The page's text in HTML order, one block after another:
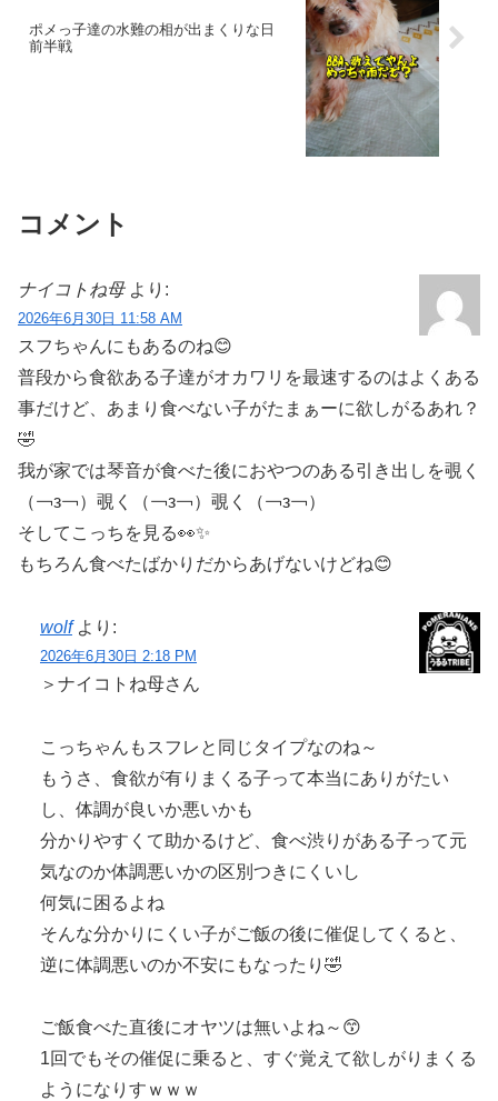
ポメっ子達の水難の相が出まくりな日
前半戦
コメント
ナイコトね母 より:
2026年6月30日 11:58 AM
スフちゃんにもあるのね😊
普段から食欲ある子達がオカワリを最速するのはよくある
事だけど、あまり食べない子がたまぁーに欲しがるあれ？‪
🤣‬‪
我が家では琴音が食べた後におやつのある引き出しを覗く
（￢з￢）覗く（￢з￢）覗く（￢з￢）
そしてこっちを見る👀✨
もちろん食べたばかりだからあげないけどね😊
wolf より:
2026年6月30日 2:18 PM
＞ナイコトね母さん
こっちゃんもスフレと同じタイプなのね～
もうさ、食欲が有りまくる子って本当にありがたい
し、体調が良いか悪いかも
分かりやすくて助かるけど、食べ渋りがある子って元
気なのか体調悪いかの区別つきにくいし
何気に困るよね
そんな分かりにくい子がご飯の後に催促してくると、
逆に体調悪いのか不安にもなったり🤣
ご飯食べた直後にオヤツは無いよね～😙
1回でもその催促に乗ると、すぐ覚えて欲しがりまくる
ようになりすｗｗｗ